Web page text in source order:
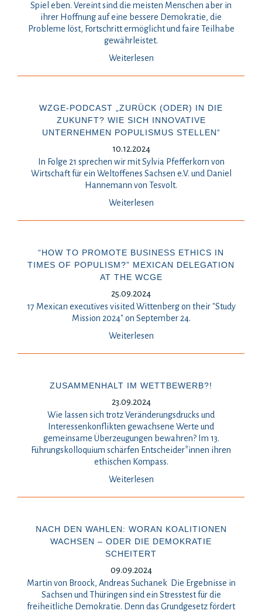
Spiel eben. Vereint sind die meisten Menschen aber in
ihrer Hoffnung auf eine bessere Demokratie, die
Probleme löst, Fortschritt ermöglicht und faire Teilhabe
gewährleistet.
Weiterlesen
WZGE-PODCAST „ZURÜCK (ODER) IN DIE
ZUKUNFT? WIE SICH INNOVATIVE
UNTERNEHMEN POPULISMUS STELLEN“
10.12.2024
In Folge 21 sprechen wir mit Sylvia Pfefferkorn von
Wirtschaft für ein Weltoffenes Sachsen e.V. und Daniel
Hannemann von Tesvolt.
Weiterlesen
“HOW TO PROMOTE BUSINESS ETHICS IN
TIMES OF POPULISM?” MEXICAN DELEGATION
AT THE WCGE
25.09.2024
17 Mexican executives visited Wittenberg on their "Study
Mission 2024" on September 24.
Weiterlesen
ZUSAMMENHALT IM WETTBEWERB?!
23.09.2024
Wie lassen sich trotz Veränderungsdrucks und
Interessenkonflikten gewachsene Werte und
gemeinsame Überzeugungen bewahren? Im 13.
Führungskolloquium schärfen Entscheider*innen ihren
ethischen Kompass.
Weiterlesen
NACH DEN WAHLEN: WORAN KOALITIONEN
WACHSEN – ODER DIE DEMOKRATIE
SCHEITERT
09.09.2024
Martin von Broock, Andreas Suchanek Die Ergebnisse in
Sachsen und Thüringen sind ein Stresstest für die
freiheitliche Demokratie. Denn das Grundgesetz fördert